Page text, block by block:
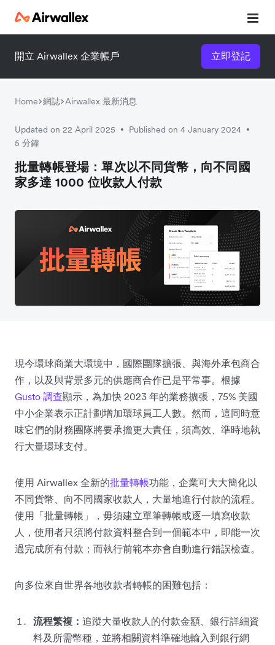
開立 Airwallex 企業帳戶 立即登記
Home 網誌 Airwallex 最新消息
Updated on 22 April 2025 • Published on 4 January 2024 •
5 分鐘
批量轉帳登場：單次以不同貨幣，向不同國
家多達 1000 位收款人付款
現今環球商業大環境中，國際團隊擴張、與海外承包商合
作，以及與背景多元的供應商合作已是平常事。根據
Gusto 調查顯示，為加快 2023 年的業務擴張，75% 美國
中小企業表示正計劃增加環球員工人數。然而，這同時意
味它們的財務團隊將要承擔更大責任，須高效、準時地執
行大量環球支付。
使用 Airwallex 全新的批量轉帳功能，企業可大大簡化以
不同貨幣、向不同國家收款人，大量地進行付款的流程。
使用「批量轉帳」，毋須建立單筆轉帳或逐一填寫收款
人，使用者只須將付款資料整合到一個範本中，即能一次
過完成所有付款；而執行前範本亦會自動進行錯誤檢查。
向多位來自世界各地收款者轉帳的困難包括：
流程繁複： 追蹤大量收款人的付款金額、銀行詳細資
料及所需幣種，並將相關資料準確地輸入到銀行網